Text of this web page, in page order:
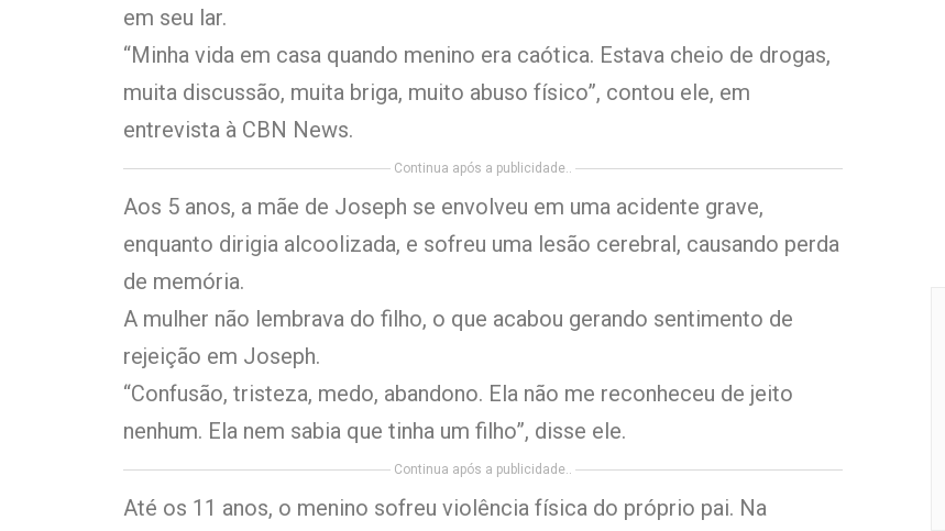
em seu lar.
“Minha vida em casa quando menino era caótica. Estava cheio de drogas,
muita discussão, muita briga, muito abuso físico”, contou ele, em
entrevista à CBN News.
Continua após a publicidade..
Aos 5 anos, a mãe de Joseph se envolveu em uma acidente grave,
enquanto dirigia alcoolizada, e sofreu uma lesão cerebral, causando perda
de memória.
A mulher não lembrava do filho, o que acabou gerando sentimento de
rejeição em Joseph.
“Confusão, tristeza, medo, abandono. Ela não me reconheceu de jeito
nenhum. Ela nem sabia que tinha um filho”, disse ele.
Continua após a publicidade..
Até os 11 anos, o menino sofreu violência física do próprio pai. Na